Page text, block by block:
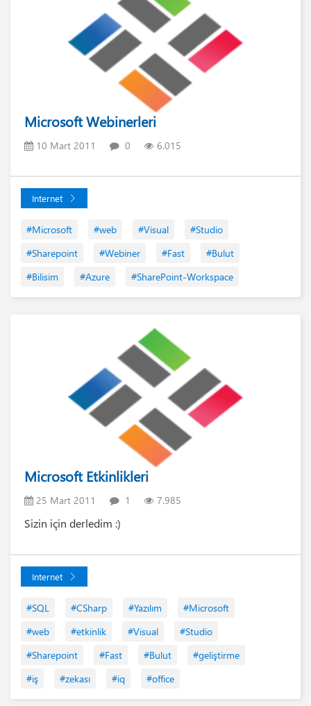
Microsoft Webinerleri
10 Mart 2011 0 6.015
Internet
#Microsoft #web #Visual
#Studio
#Sharepoint
#Webiner #Fast
#Bulut
#Bilisim
#Azure #SharePoint-Workspace
Microsoft Etkinlikleri
25 Mart 2011 1 7.985
Sizin için derledim :)
Internet
#SQL #CSharp #Yazılım
#Microsoft
#web
#etkinlik #Visual
#Studio
#Sharepoint
#Fast #Bulut
#geliştirme
#iş
#zekası #iq #office